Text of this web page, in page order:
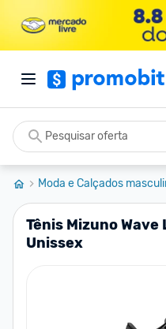
Moda e Calçados
Tênis Mizuno
Unissex